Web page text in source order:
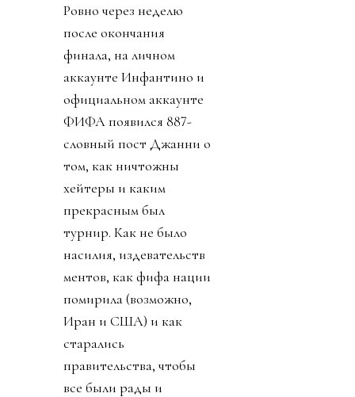
Ровно через неделю
после окончания
финала, на личном
аккаунте Инфантино и
официальном аккаунте
ФИФА появился 887-
словный пост Джанни о
том, как ничтожны
хейтеры и каким
прекрасным был
турнир. Как не было
насилия, издевательств
ментов, как фифа нации
помирила (возможно,
Иран и США) и как
старались
правительства, чтобы
все были рады и